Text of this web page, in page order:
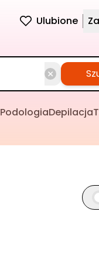
Ulubione
PodologiaDepilacja